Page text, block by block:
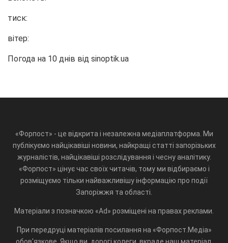
тиск:
вітер:
Погода на 10 днів від sinoptik.ua
«Форпост» - це відкрита і незалежна медіаплатформа. Ми
публікуємо найцікавіші новини, найкращі статті запорізьких
журналістів, найцікавіші розслідування і чесну аналітику.
«Форпост» цінує час своїх читачів, тому ми відбираємо і
розміщуємо тільки найважливішу інформацію про події
Запоріжжя та області.
Матеріали з позначкою «Ad» розміщені на правах реклами.
При передруці матеріалів посилання на «Форпост.Медіа»
обов'язкове. Якщо ви, дорогі колеги, вкраде наш матеріал,